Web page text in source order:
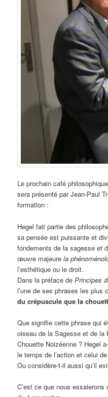
Le prochain café
sera présenté par Jean-Paul
formation :
Hegel fait partie des
sa pensée est puissante et
fondements de la sagesse et
œuvre majeurela
l’esthétique ou le droit.
Dans la préface dePrincipes
l’une de ses phrases les plus
du crépuscule que la
Que signifie cette phrase qui
oiseau de la Sagesse et de
Chouette Noizéenne ? Hegel
le temps de l’action et celui
Ou considère-t-il aussi qu’il
C’est ce que nous